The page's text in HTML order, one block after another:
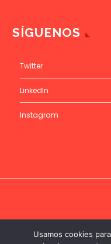
SÍGUENOS
Twitter
LinkedIn
Instagram
Usamos cookies